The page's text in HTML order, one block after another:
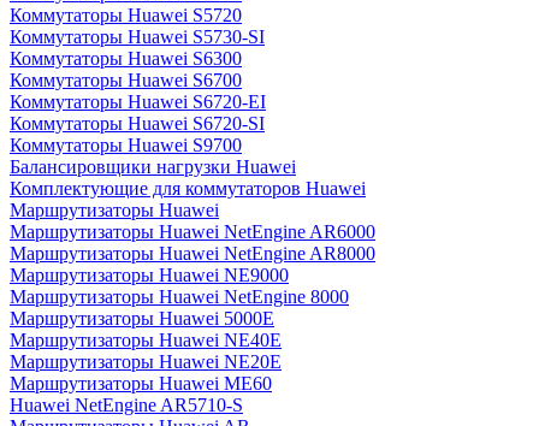
Коммутаторы Huawei S5720
Коммутаторы Huawei S5730-SI
Коммутаторы Huawei S6300
Коммутаторы Huawei S6700
Коммутаторы Huawei S6720-EI
Коммутаторы Huawei S6720-SI
Коммутаторы Huawei S9700
Балансировщики нагрузки Huawei
Комплектующие для коммутаторов Huawei
Маршрутизаторы Huawei
Маршрутизаторы Huawei NetEngine AR6000
Маршрутизаторы Huawei NetEngine AR8000
Маршрутизаторы Huawei NE9000
Маршрутизаторы Huawei NetEngine 8000
Маршрутизаторы Huawei 5000E
Маршрутизаторы Huawei NE40E
Маршрутизаторы Huawei NE20E
Маршрутизаторы Huawei ME60
Huawei NetEngine AR5710-S